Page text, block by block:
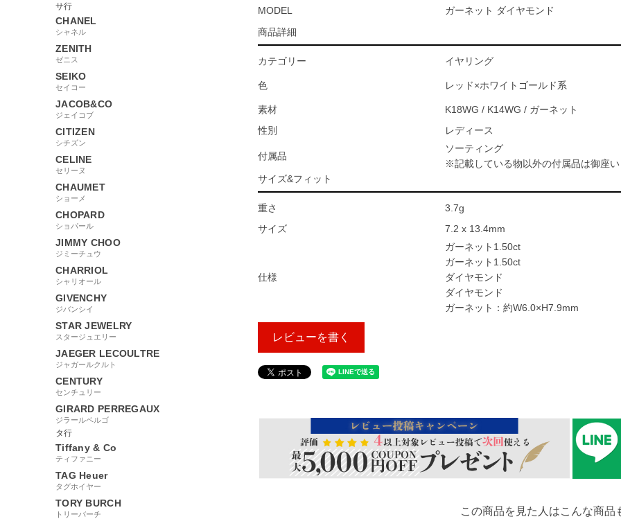
サ行
CHANEL
シャネル
ZENITH
ゼニス
SEIKO
セイコー
JACOB&CO
ジェイコブ
CITIZEN
シチズン
CELINE
セリーヌ
CHAUMET
ショーメ
CHOPARD
ショパール
JIMMY CHOO
ジミーチュウ
CHARRIOL
シャリオール
GIVENCHY
ジバンシイ
STAR JEWELRY
スタージュエリー
JAEGER LECOULTRE
ジャガールクルト
CENTURY
センチュリー
GIRARD PERREGAUX
ジラールペルゴ
タ行
Tiffany & Co
ティファニー
TAG Heuer
タグホイヤー
TORY BURCH
トリーバーチ
MODEL
ガーネット ダイヤモンド
商品詳細
カテゴリー イヤリング
色 レッド×ホワイトゴールド系
素材
K18WG / K14WG / ガーネット
性別
レディース
付属品
ソーティング
※記載している物以外の付属品は御座
サイズ&フィット
重さ
3.7g
サイズ
7.2 x 13.4mm
仕様
ガーネット1.50ct
ガーネット1.50ct
ダイヤモンド
ダイヤモンド
ガーネット：約W6.0×H7.9mm
レビューを書く
この商品を見た人はこんな商品